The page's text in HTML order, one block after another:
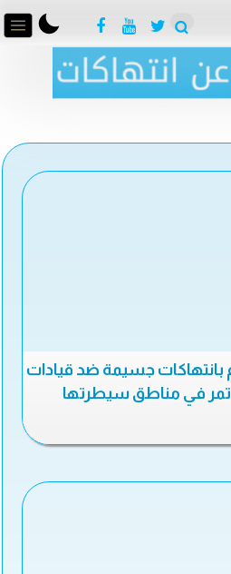
بانتهاكات جسيمة ضد قيادات
في مناطق سيطرتها